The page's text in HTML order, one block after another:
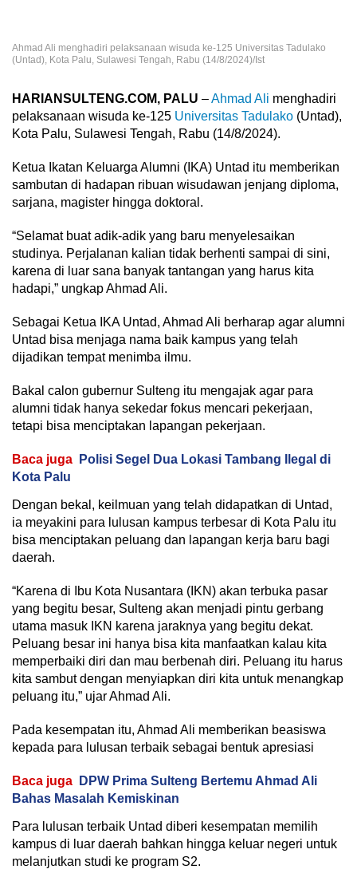
Ahmad Ali menghadiri pelaksanaan wisuda ke-125 Universitas Tadulako
(Untad), Kota Palu, Sulawesi Tengah, Rabu (14/8/2024)/Ist
HARIANSULTENG.COM, PALU –Ahmad Ali menghadiri
pelaksanaan wisuda ke-125 Universitas Tadulako (Untad),
Kota Palu, Sulawesi Tengah, Rabu (14/8/2024).
Ketua Ikatan Keluarga Alumni (IKA) Untad itu memberikan
sambutan di hadapan ribuan wisudawan jenjang diploma,
sarjana, magister hingga doktoral.
“Selamat buat adik-adik yang baru menyelesaikan
studinya. Perjalanan kalian tidak berhenti sampai di sini,
karena di luar sana banyak tantangan yang harus kita
hadapi,” ungkap Ahmad Ali.
Sebagai Ketua IKA Untad, Ahmad Ali berharap agar alumni
Untad bisa menjaga nama baik kampus yang telah
dijadikan tempat menimba ilmu.
Bakal calon gubernur Sulteng itu mengajak agar para
alumni tidak hanya sekedar fokus mencari pekerjaan,
tetapi bisa menciptakan lapangan pekerjaan.
Baca juga
Polisi Segel Dua Lokasi Tambang Ilegal di
Kota Palu
Dengan bekal, keilmuan yang telah didapatkan di Untad,
ia meyakini para lulusan kampus terbesar di Kota Palu itu
bisa menciptakan peluang dan lapangan kerja baru bagi
daerah.
“Karena di Ibu Kota Nusantara (IKN) akan terbuka pasar
yang begitu besar, Sulteng akan menjadi pintu gerbang
utama masuk IKN karena jaraknya yang begitu dekat.
Peluang besar ini hanya bisa kita manfaatkan kalau kita
memperbaiki diri dan mau berbenah diri. Peluang itu harus
kita sambut dengan menyiapkan diri kita untuk menangkap
peluang itu,” ujar Ahmad Ali.
Pada kesempatan itu, Ahmad Ali memberikan beasiswa
kepada para lulusan terbaik sebagai bentuk apresiasi
Baca juga
DPW Prima Sulteng Bertemu Ahmad Ali
Bahas Masalah Kemiskinan
Para lulusan terbaik Untad diberi kesempatan memilih
kampus di luar daerah bahkan hingga keluar negeri untuk
melanjutkan studi ke program S2.